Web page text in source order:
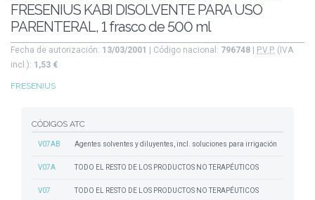
FRESENIUS KABI DISOLVENTE PARA USO
PARENTERAL, 1 frasco de 500 ml
Fecha de autorización: 13/03/2001 | Código nacional: 796748 P.V.P. (IVA
incl.): 1,53 €
FRESENIUS
CÓDIGOS ATC
V07AB Agentes solventes y diluyentes, incl. soluciones para irrigación
V07A TODO EL RESTO DE LOS PRODUCTOS NO TERAPÉUTICOS
V07 TODO EL RESTO DE LOS PRODUCTOS NO TERAPÉUTICOS